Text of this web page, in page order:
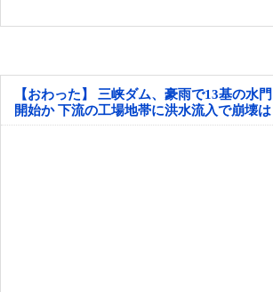
【おわった】 三峡ダム、豪雨で13基の水
開始か 下流の工場地帯に洪水流入で崩壊